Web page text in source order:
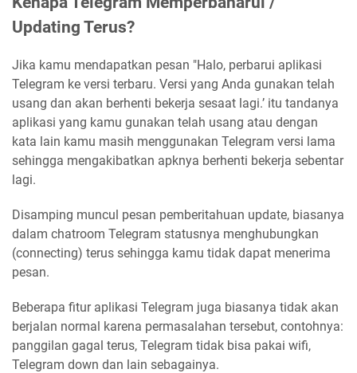
Updating Terus?
Jika kamu mendapatkan pesan "Halo, perbarui aplikasi
Telegram ke versi terbaru. Versi yang Anda gunakan telah
usang dan akan berhenti bekerja sesaat lagi.’ itu tandanya
aplikasi yang kamu gunakan telah usang atau dengan
kata lain kamu masih menggunakan Telegram versi lama
sehingga mengakibatkan apknya berhenti bekerja sebentar
lagi.
Disamping muncul pesan pemberitahuan update, biasanya
dalam chatroom Telegram statusnya menghubungkan
(connecting) terus sehingga kamu tidak dapat menerima
pesan.
Beberapa fitur aplikasi Telegram juga biasanya tidak akan
berjalan normal karena permasalahan tersebut, contohnya:
panggilan gagal terus, Telegram tidak bisa pakai wifi,
Telegram down dan lain sebagainya.